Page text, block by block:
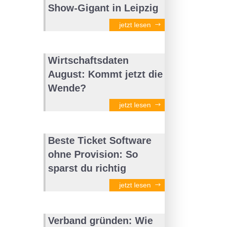
Show-Gigant in Leipzig
jetzt lesen
Wirtschaftsdaten
August: Kommt jetzt die
Wende?
jetzt lesen
Beste Ticket Software
ohne Provision: So
sparst du richtig
jetzt lesen
Verband gründen: Wie